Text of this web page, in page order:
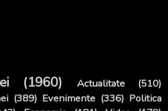
(1960) Actualitate
(510)
(389) Evenimente (336) Politica